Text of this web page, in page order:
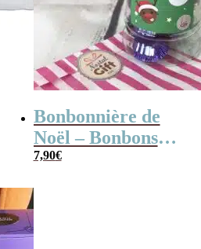
Bonbonnière de
Noël – Bonbons
Chocolat glacé en
7,90€